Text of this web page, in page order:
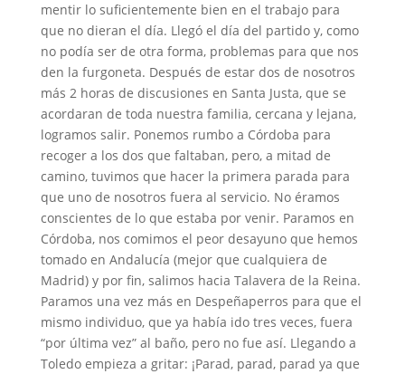
mentir lo suficientemente bien en el trabajo para
que no dieran el día. Llegó el día del partido y, como
no podía ser de otra forma, problemas para que nos
den la furgoneta. Después de estar dos de nosotros
más 2 horas de discusiones en Santa Justa, que se
acordaran de toda nuestra familia, cercana y lejana,
logramos salir. Ponemos rumbo a Córdoba para
recoger a los dos que faltaban, pero, a mitad de
camino, tuvimos que hacer la primera parada para
que uno de nosotros fuera al servicio. No éramos
conscientes de lo que estaba por venir. Paramos en
Córdoba, nos comimos el peor desayuno que hemos
tomado en Andalucía (mejor que cualquiera de
Madrid) y por fin, salimos hacia Talavera de la Reina.
Paramos una vez más en Despeñaperros para que el
mismo individuo, que ya había ido tres veces, fuera
“por última vez” al baño, pero no fue así. Llegando a
Toledo empieza a gritar: ¡Parad, parad, parad ya que